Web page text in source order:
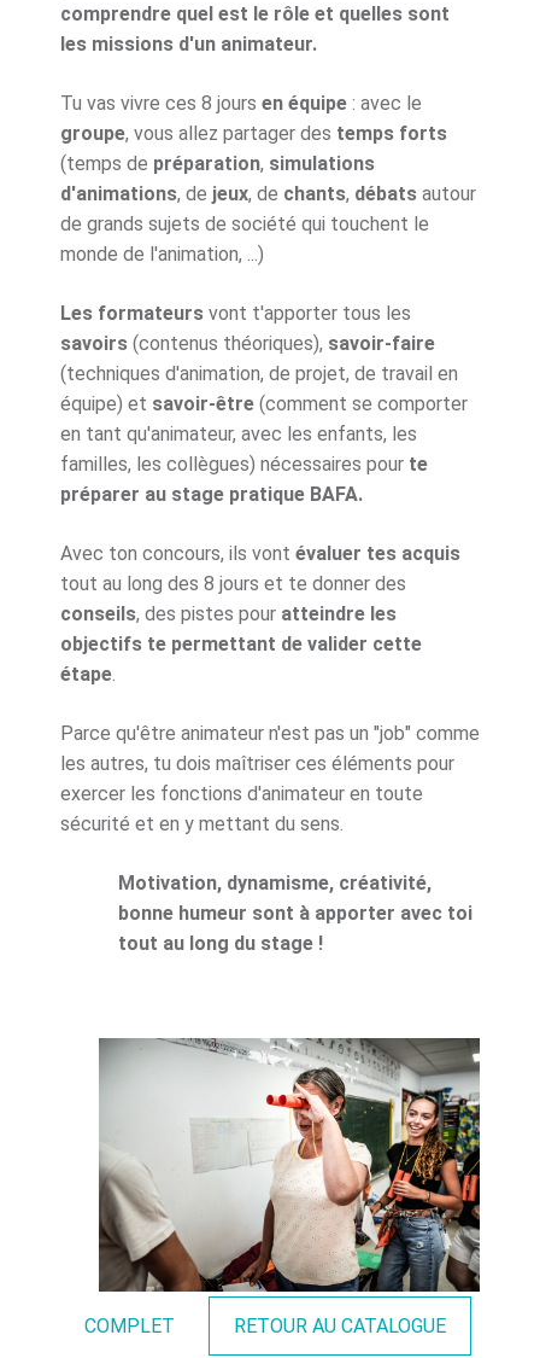
comprendre quel est le rôle et quelles sont
les missions d'un animateur.
Tu vas vivre ces 8 jours en équipe : avec le
groupe, vous allez partager des temps forts
(temps de préparation, simulations
d'animations, de jeux, de chants, débats autour
de grands sujets de société qui touchent le
monde de l'animation, ...)
Les formateurs vont t'apporter tous les
savoirs (contenus théoriques), savoir-faire
(techniques d'animation, de projet, de travail en
équipe) et savoir-être (comment se comporter
en tant qu'animateur, avec les enfants, les
familles, les collègues) nécessaires pour te
préparer au stage pratique BAFA.
Avec ton concours, ils vont évaluer tes acquis
tout au long des 8 jours et te donner des
conseils, des pistes pour atteindre les
objectifs te permettant de valider cette
étape
Parce qu'être animateur n'est pas un "job" comme
les autres, tu dois maîtriser ces éléments pour
exercer les fonctions d'animateur en toute
sécurité et en y mettant du sens.
Motivation, dynamisme, créativité,
bonne humeur sont à apporter avec toi
tout au long du stage !
COMPLET RETOUR AU CATALOGUE